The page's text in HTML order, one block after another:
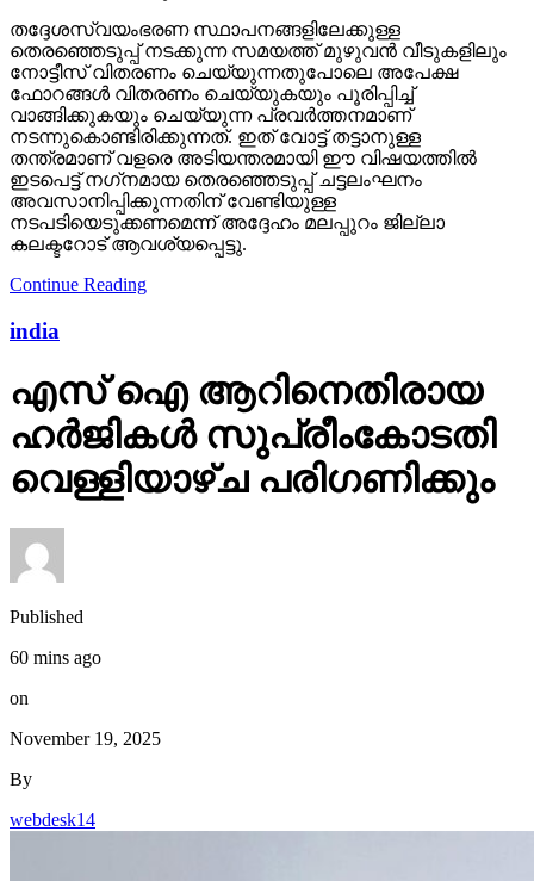
തദ്ദേശസ്വയംഭരണ സ്ഥാപനങ്ങളിലേക്കുള്ള
തെരഞ്ഞെടുപ്പ് നടക്കുന്ന സമയത്ത് മുഴുവന്‍ വീടുകളിലും
നോട്ടീസ് വിതരണം ചെയ്യുന്നതുപോലെ അപേക്ഷ
ഫോറങ്ങള്‍ വിതരണം ചെയ്യുകയും പൂരിപ്പിച്ച്
വാങ്ങിക്കുകയും ചെയ്യുന്ന പ്രവര്‍ത്തനമാണ്
നടന്നുകൊണ്ടിരിക്കുന്നത്. ഇത് വോട്ട് തട്ടാനുള്ള
തന്ത്രമാണ് വളരെ അടിയന്തരമായി ഈ വിഷയത്തില്‍
ഇടപെട്ട് നഗ്‌നമായ തെരഞ്ഞെടുപ്പ് ചട്ടലംഘനം
അവസാനിപ്പിക്കുന്നതിന് വേണ്ടിയുള്ള
നടപടിയെടുക്കണമെന്ന് അദ്ദേഹം മലപ്പുറം ജില്ലാ
കലക്ടറോട് ആവശ്യപ്പെട്ടു.
Continue Reading
india
എസ് ഐ ആറിനെതിരായ
ഹർജികൾ സുപ്രീംകോടതി
വെള്ളിയാഴ്ച പരിഗണിക്കും
Published
60 mins ago
on
November 19, 2025
By
webdesk14